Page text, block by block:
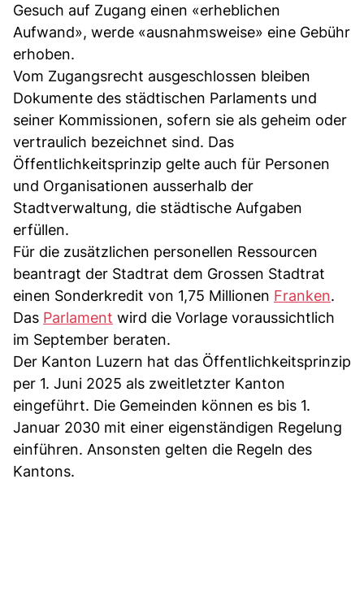
Gesuch auf Zugang einen «erheblichen
Aufwand», werde «ausnahmsweise» eine Gebühr
erhoben.
Vom Zugangsrecht ausgeschlossen bleiben
Dokumente des städtischen Parlaments und
seiner Kommissionen, sofern sie als geheim oder
vertraulich bezeichnet sind. Das
Öffentlichkeitsprinzip gelte auch für Personen
und Organisationen ausserhalb der
Stadtverwaltung, die städtische Aufgaben
erfüllen.
Für die zusätzlichen personellen Ressourcen
beantragt der Stadtrat dem Grossen Stadtrat
einen Sonderkredit von 1,75 Millionen Franken.
Das Parlament wird die Vorlage voraussichtlich
im September beraten.
Der Kanton Luzern hat das Öffentlichkeitsprinzip
per 1. Juni 2025 als zweitletzter Kanton
eingeführt. Die Gemeinden können es bis 1.
Januar 2030 mit einer eigenständigen Regelung
einführen. Ansonsten gelten die Regeln des
Kantons.